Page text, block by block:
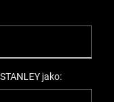
jako: